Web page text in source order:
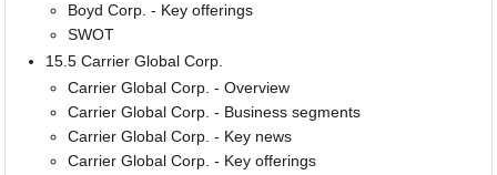
Boyd Corp. - Key offerings
SWOT
15.5 Carrier Global Corp.
Carrier Global Corp. - Overview
Carrier Global Corp. - Business segments
Carrier Global Corp. - Key news
Carrier Global Corp. - Key offerings